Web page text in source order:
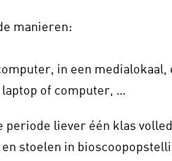
manieren:
in een
of computer, …
liever één klas
stoelen in